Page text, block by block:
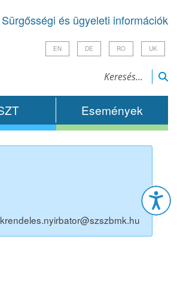
Sürgősségi és ügyeleti információk
EN DE RO UK
Események